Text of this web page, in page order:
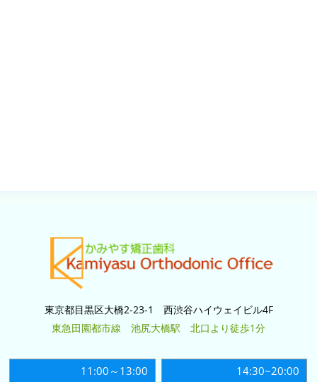
東京都目黒区大橋2-23-1 西渋谷ハイウェイビル4F
東急田園都市線 池尻大橋駅 北口より徒歩1分
11:00～13:00 14:30~20:00